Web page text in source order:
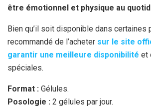
être émotionnel et physique au
Bien qu’il soit disponible dans certaines
recommandé de l’acheter sur le site
garantir une meilleure disponibilité et
spéciales.
Format : Gélules.
Posologie : 2 gélules par jour.